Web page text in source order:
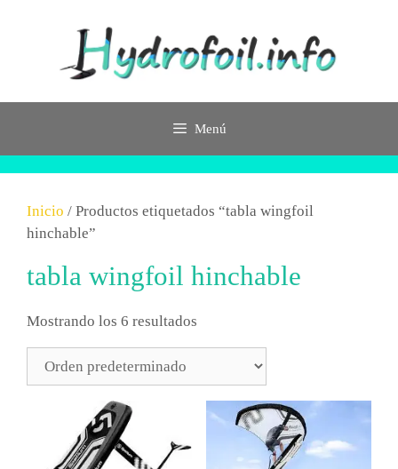
Menú
Inicio / Productos etiquetados “tabla wingfoil
hinchable”
tabla wingfoil hinchable
Mostrando los 6 resultados